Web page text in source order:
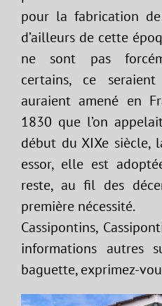
pour la fabrication
d’ailleurs de cette
ne sont pas
certains, ce
auraient amené en
1830 que l’on
début du XIXe siècle,
essor, elle est
reste, au fil des
première nécessité.
Cassipontins,
informations autres
baguette, exprimez-